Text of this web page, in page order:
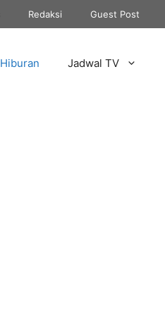
Redaksi Guest Post
Hiburan Jadwal TV